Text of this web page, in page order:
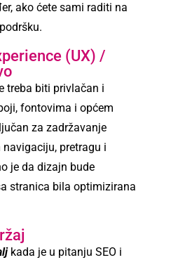
ako ćete sami raditi na
(UX) /
treba biti privlačan i
fontovima i općem
za zadržavanje
pretragu i
je da dizajn bude
stranica bila optimizirana
kada je u pitanju SEO i